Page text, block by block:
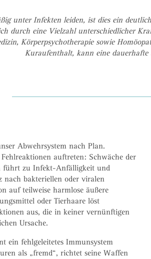
unter Infekten leiden, ist dies ein
durch eine Vielzahl unterschiedlicher
Körperpsychotherapie sowie
Kuraufenthalt, kann eine dauerhafte
Abwehrsystem nach Plan.
auftreten: Schwäche der
führt zu Infekt-Anfälligkeit und
nach bakteriellen oder viralen
auf teilweise harmlose äußere
oder Tierhaare löst
aus, die in keiner vernünftigen
Ursache.
ein fehlgeleitetes Immunsystem
als „fremd“, richtet seine Waffen